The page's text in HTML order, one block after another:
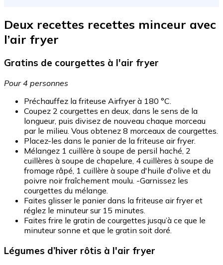
Deux recettes recettes minceur avec
l’air fryer
Gratins de courgettes à l'air fryer
Pour 4 personnes
Préchauffez la friteuse Airfryer à 180 °C.
Coupez 2 courgettes en deux, dans le sens de la
longueur, puis divisez de nouveau chaque morceau
par le milieu. Vous obtenez 8 morceaux de courgettes.
Placez-les dans le panier de la friteuse air fryer.
Mélangez 1 cuillère à soupe de persil haché, 2
cuillères à soupe de chapelure, 4 cuillères à soupe de
fromage râpé, 1 cuillère à soupe d'huile d'olive et du
poivre noir fraîchement moulu. -Garnissez les
courgettes du mélange.
Faites glisser le panier dans la friteuse air fryer et
réglez le minuteur sur 15 minutes.
Faites frire le gratin de courgettes jusqu’à ce que le
minuteur sonne et que le gratin soit doré.
Légumes d’hiver rôtis à l'air fryer